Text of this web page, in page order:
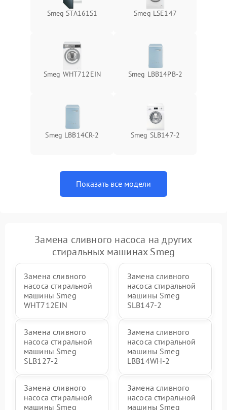
Smeg STA161S1 Smeg LSE147
Smeg WHT712EIN Smeg LBB14PB-2
Smeg LBB14CR-2 Smeg SLB147-2
Показать все модели
Замена сливного насоса на других
стиральных машинах Smeg
Замена сливного
насоса стиральной
машины Smeg
WHT712EIN
Замена сливного
насоса стиральной
машины Smeg
SLB147-2
Замена сливного
насоса стиральной
машины Smeg
SLB127-2
Замена сливного
насоса стиральной
машины Smeg
LBB14WH-2
Замена сливного
насоса стиральной
машины Smeg
Замена сливного
насоса стиральной
машины Smeg